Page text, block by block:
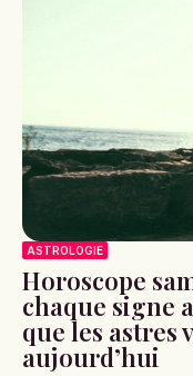
ASTROLOGIE
Horoscope
chaque signe
que les astres
aujourd’hui